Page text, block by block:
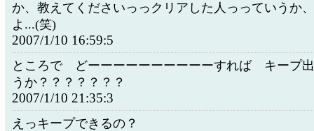
か、教えてくださいっっクリアした人っっていうか
よ...(笑)
2007/1/10 16:59:5
ところで どーーーーーーーーーーすれば キープ
うか？？？？？？？
2007/1/10 21:35:3
えっキープできるの？